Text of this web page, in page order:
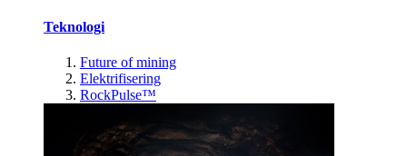
Teknologi
Future of mining
Elektrifisering
RockPulse™